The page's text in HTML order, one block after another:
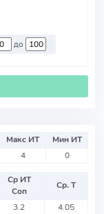
до
Макс ИТ
Мин ИТ
4 0
Ср ИТ
Соп
Ср. Т
3.2 4.05